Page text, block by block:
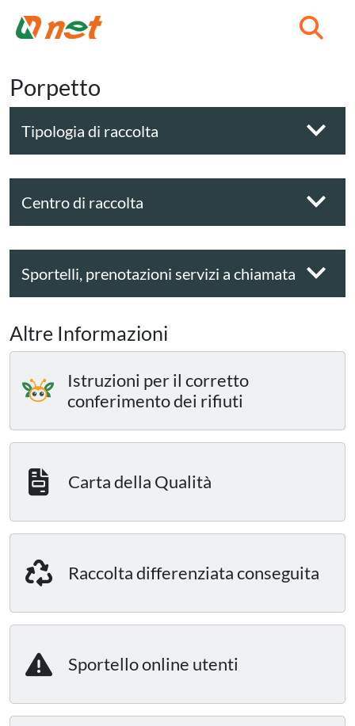
Porpetto
Tipologia di raccolta
Centro di raccolta
Sportelli, prenotazioni servizi a chiamata
Altre Informazioni
Istruzioni per il corretto
conferimento dei rifiuti
Carta della Qualità
Raccolta differenziata conseguita
Sportello online utenti